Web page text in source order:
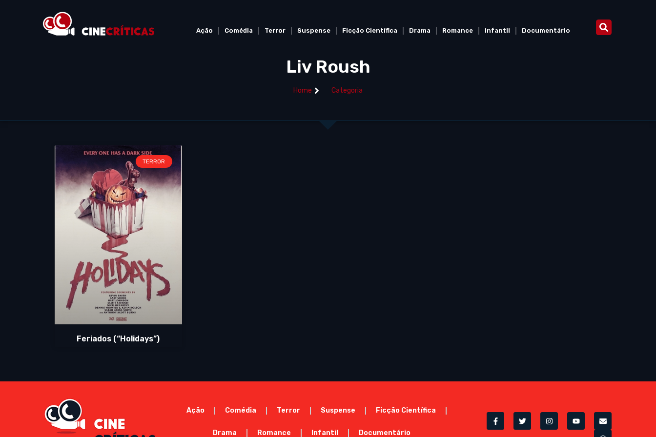
Ação Comédia Terror Suspense Ficção Científica Drama Romance Infantil Documentário
Liv Roush
Home Categoria
TERROR
Feriados (“Holidays”)
Ação Comédia Terror Suspense Ficção Científica
Drama Romance Infantil Documentário